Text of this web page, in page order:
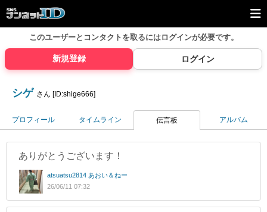
このユーザーとコンタクトを取るにはログインが必要です。
新規登録 ログイン
シゲ さん [ID:shige666]
プロフィール タイムライン 伝言板 アルバム
ありがとうございます！
atsuatsu2814 あおい＆ねー
26/06/11 07:32